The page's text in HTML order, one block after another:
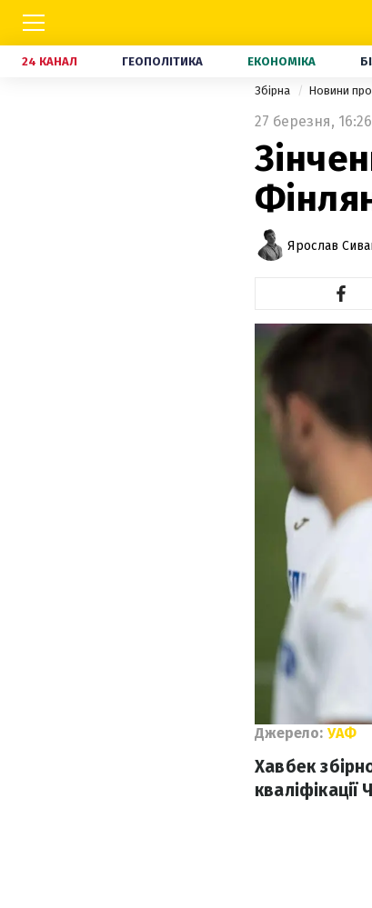
24 КАНАЛ ГЕОПОЛІТИКА ЕКОНОМІКА
Збірна Новини про
27 березня, 16:26
Ярослав
Джерело: УАФ
Хавбек
кваліфікації